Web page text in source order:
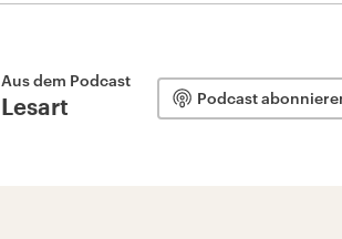
Aus dem Podcast
Lesart Podcast